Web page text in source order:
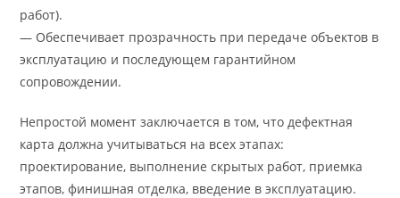
работ).
— Обеспечивает прозрачность при передаче объектов в
эксплуатацию и последующем гарантийном
сопровождении.
Непростой момент заключается в том, что дефектная
карта должна учитываться на всех этапах:
проектирование, выполнение скрытых работ, приемка
этапов, финишная отделка, введение в эксплуатацию.